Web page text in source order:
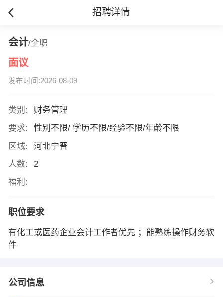
招聘详情
会计/全职
面议
发布时间:2026-08-09
类别:
财务管理
要求:
性别不限/ 学历不限/经验不限/年龄不限
区域:
河北宁晋
人数:
2
福利:
职位要求
有化工或医药企业会计工作者优先 ；能熟练操作财务软
件
公司信息